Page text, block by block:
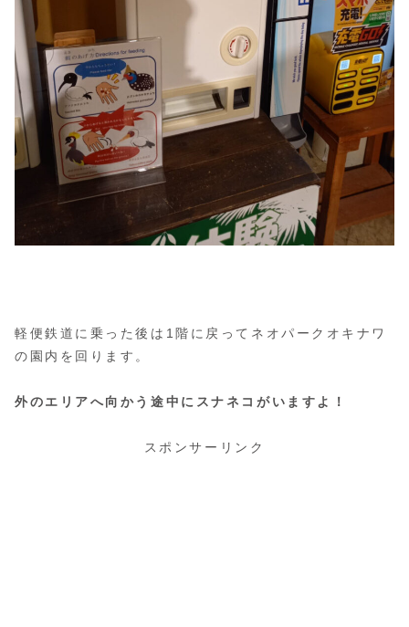
軽便鉄道に乗った後は1階に戻ってネオパークオキナワ
の園内を回ります。
外のエリアへ向かう途中にスナネコがいますよ！
スポンサーリンク